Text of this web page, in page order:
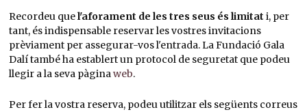
Recordeu quel'aforament de les tres seus és limitat i, per
tant, és indispensable reservar les vostres invitacions
prèviament per assegurar-vos l'entrada. La Fundació Gala
Dalí també ha establert un protocol de seguretat que podeu
llegir a la seva pàginaweb.
Per fer la vostra reserva, podeu utilitzar els següents correus